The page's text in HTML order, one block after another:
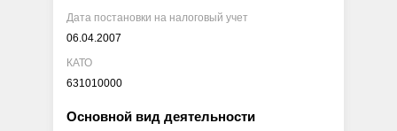
Дата постановки на налоговый учет
06.04.2007
КАТО
631010000
Основной вид деятельности